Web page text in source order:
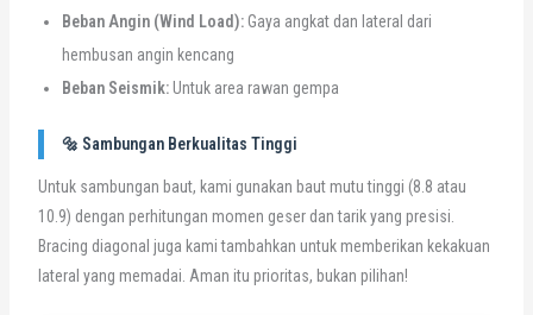
Beban Angin (Wind Load):Gaya angkat dan lateral dari
hembusan angin kencang
Beban Seismik:Untuk area rawan gempa
🔩 Sambungan Berkualitas Tinggi
Untuk sambungan baut, kami gunakan baut mutu tinggi (8.8 atau
10.9) dengan perhitungan momen geser dan tarik yang presisi.
Bracing diagonal juga kami tambahkan untuk memberikan kekakuan
lateral yang memadai. Aman itu prioritas, bukan pilihan!